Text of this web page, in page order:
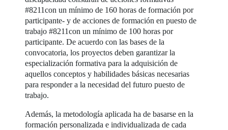
#8211con un mínimo de 160 horas de formación por
participante- y de acciones de formación en puesto de
trabajo #8211con un mínimo de 100 horas por
participante. De acuerdo con las bases de la
convocatoria, los proyectos deben garantizar la
especialización formativa para la adquisición de
aquellos conceptos y habilidades básicas necesarias
para responder a la necesidad del futuro puesto de
trabajo.
Además, la metodología aplicada ha de basarse en la
formación personalizada e individualizada de cada